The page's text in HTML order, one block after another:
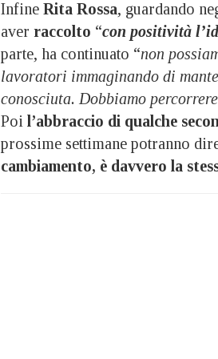
Infine Rita Rossa, guardando
aver raccolto “con positività
parte, ha continuato “non
lavoratori immaginando di
conosciuta. Dobbiamo
Poi l’abbraccio di qualche
prossime settimane potranno
cambiamento, è davvero la